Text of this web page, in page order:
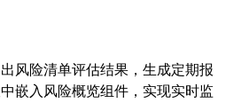
风险清单评估结果，生成定期报
嵌入风险概览组件，实现实时监